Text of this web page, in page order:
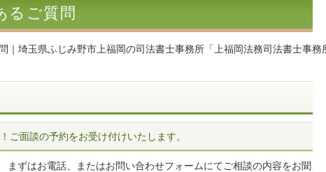
｜埼玉県ふじみ野市上福岡の司法書士事務所「上福岡法務司法書士事務
るご質問
ご面談の予約をお受け付けいたします。
まずはお電話、またはお問い合わせフォームにてご相談の内容をお聞